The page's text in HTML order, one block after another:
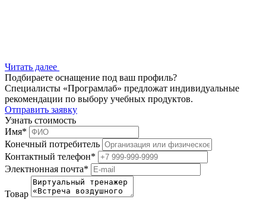
Читать далее
Подбираете оснащение под ваш профиль?
Специалисты «Програмлаб» предложат индивидуальные
рекомендации по выбору учебных продуктов.
Отправить заявку
Узнать стоимость
Имя*
Конечный потребитель
Контактный телефон*
Электнонная почта*
Товар